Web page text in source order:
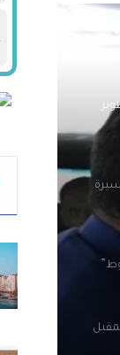
12 سبتمبر المقبل